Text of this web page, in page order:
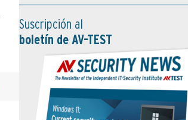
Suscripción al
boletín de AV-TEST